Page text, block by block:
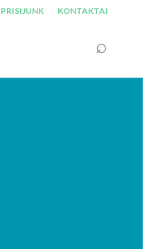
PRISIJUNK KONTAKTAI